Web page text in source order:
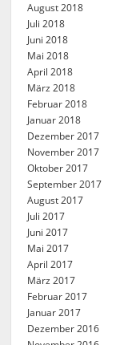
August 2018
Juli 2018
Juni 2018
Mai 2018
April 2018
März 2018
Februar 2018
Januar 2018
Dezember 2017
November 2017
Oktober 2017
September 2017
August 2017
Juli 2017
Juni 2017
Mai 2017
April 2017
März 2017
Februar 2017
Januar 2017
Dezember 2016